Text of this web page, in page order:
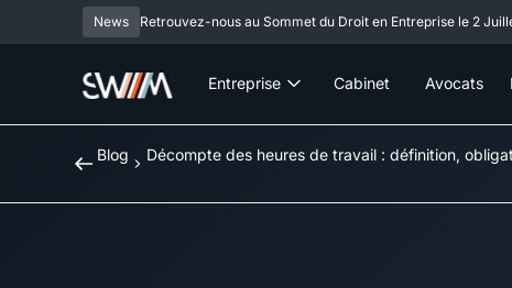
News Retrouvez-nous au Sommet du Droit en Entreprise le 2
Entreprise Cabinet Avocats
Blog Décompte des heures de travail : définition,